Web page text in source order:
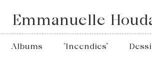
Emmanuelle
Albums "Incendies"